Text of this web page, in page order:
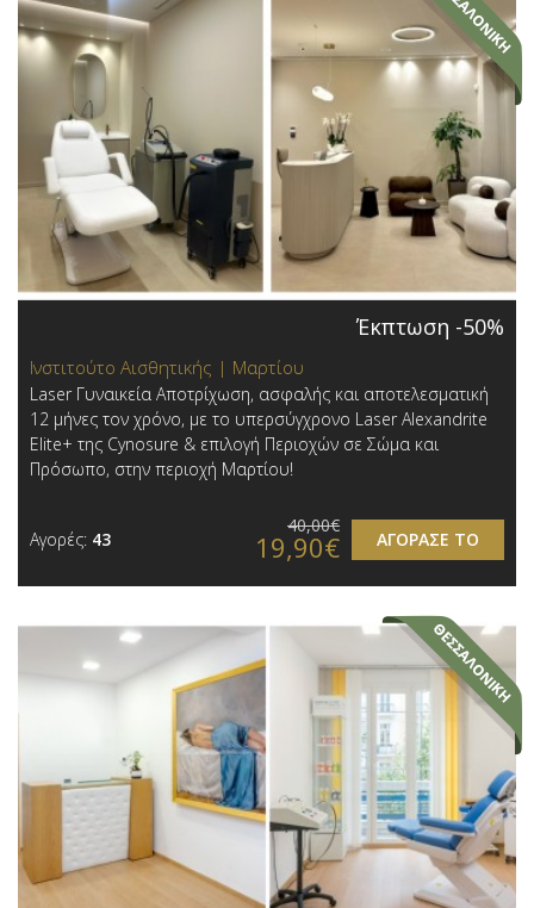
Έκπτωση -50%
Ινστιτούτο Αισθητικής | Μαρτίου
Laser Γυναικεία Αποτρίχωση, ασφαλής και αποτελεσματική
12 μήνες τον χρόνο, με το υπερσύγχρονο Laser Alexandrite
Elite+ της Cynosure & επιλογή Περιοχών σε Σώμα και
Πρόσωπο, στην περιοχή Μαρτίου!
Αγορές: 43 ΑΓΟΡΑΣΕ ΤΟ
40,00€
19,90€